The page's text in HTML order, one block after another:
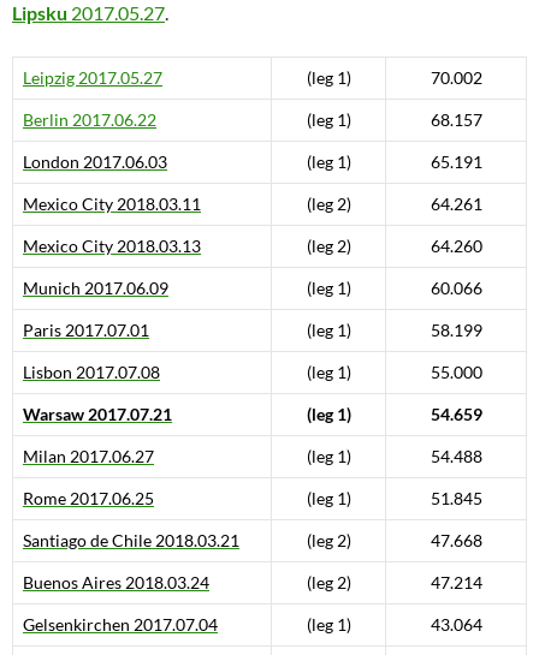
Lipsku 2017.05.27.
Leipzig 2017.05.27 (leg 1) 70.002
Berlin 2017.06.22 (leg 1) 68.157
London 2017.06.03 (leg 1) 65.191
Mexico City 2018.03.11 (leg 2) 64.261
Mexico City 2018.03.13 (leg 2) 64.260
Munich 2017.06.09 (leg 1) 60.066
Paris 2017.07.01 (leg 1) 58.199
Lisbon 2017.07.08 (leg 1) 55.000
Warsaw 2017.07.21 (leg 1) 54.659
Milan 2017.06.27 (leg 1) 54.488
Rome 2017.06.25 (leg 1) 51.845
Santiago de Chile 2018.03.21 (leg 2) 47.668
Buenos Aires 2018.03.24 (leg 2) 47.214
Gelsenkirchen 2017.07.04 (leg 1) 43.064